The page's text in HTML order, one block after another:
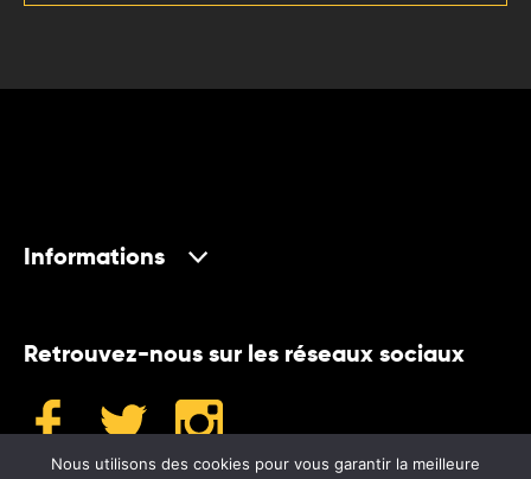
Informations
Retrouvez-nous sur les réseaux sociaux
Nous utilisons des cookies pour vous garantir la meilleure